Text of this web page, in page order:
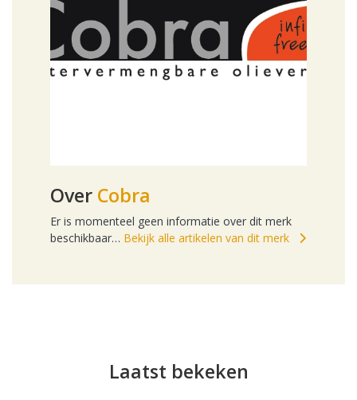
Over Cobra
Er is momenteel geen informatie over dit merk
beschikbaar… Bekijk alle artikelen van dit merk
Laatst bekeken